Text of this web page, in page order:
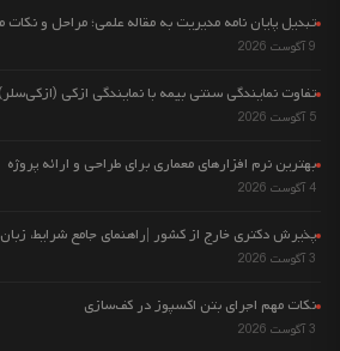
تبدیل پایان نامه مدیریت به مقاله علمی؛ مراحل و نکات
9 آگوست 2026
تفاوت نمایندگی سنتی بیمه با نمایندگی ازکی
5 آگوست 2026
بهترین نرم افزارهای معماری برای طراحی و ارائه پروژه
4 آگوست 2026
پذیرش دکتری خارج از کشور |راهنمای جامع شرایط،
3 آگوست 2026
نکات مهم اجرای بتن اکسپوز در کف‌سازی
3 آگوست 2026